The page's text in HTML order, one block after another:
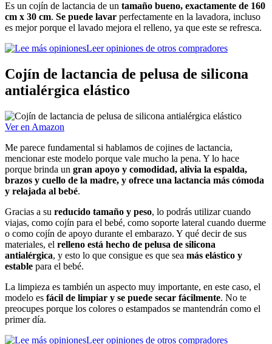
Es un cojín de lactancia de un tamaño bueno, exactamente de 160
cm x 30 cm. Se puede lavar perfectamente en la lavadora, incluso
es mejor porque el lavado mejora el relleno, ya que este se refresca.
Leer opiniones de otros compradores
Cojín de lactancia de pelusa de silicona
antialérgica elástico
Ver en Amazon
Me parece fundamental si hablamos de cojines de lactancia,
mencionar este modelo porque vale mucho la pena. Y lo hace
porque brinda un gran apoyo y comodidad, alivia la espalda,
brazos y cuello de la madre, y ofrece una lactancia más cómoda
y relajada al bebé.
Gracias a su reducido tamaño y peso, lo podrás utilizar cuando
viajas, como cojín para el bebé, como soporte lateral cuando duerme
o como cojín de apoyo durante el embarazo. Y qué decir de sus
materiales, el relleno está hecho de pelusa de silicona
antialérgica, y esto lo que consigue es que sea más elástico y
estable para el bebé.
La limpieza es también un aspecto muy importante, en este caso, el
modelo es fácil de limpiar y se puede secar fácilmente. No te
preocupes porque los colores o estampados se mantendrán como el
primer día.
Leer opiniones de otros compradores